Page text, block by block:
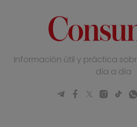
Información útil y práctica
día a día